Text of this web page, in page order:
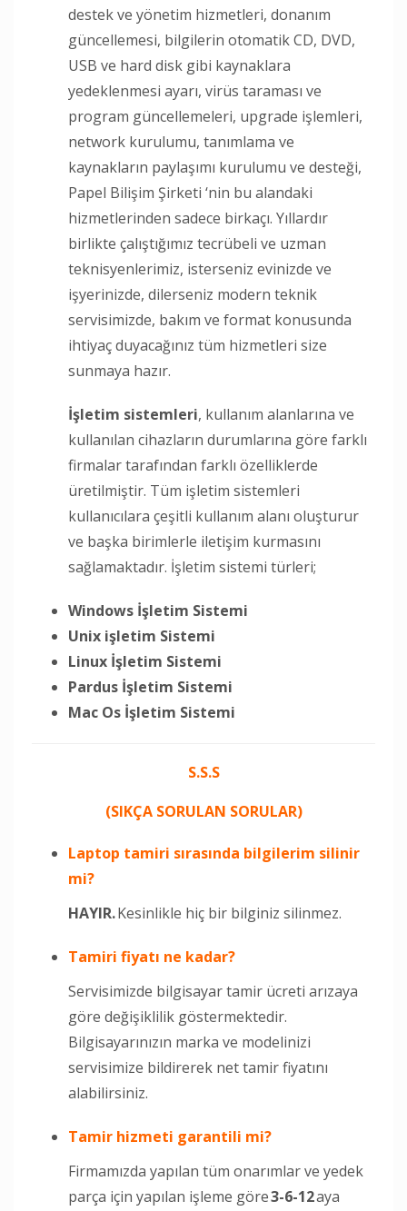
destek ve yönetim hizmetleri, donanım
güncellemesi, bilgilerin otomatik CD, DVD,
USB ve hard disk gibi kaynaklara
yedeklenmesi ayarı, virüs taraması ve
program güncellemeleri, upgrade işlemleri,
network kurulumu, tanımlama ve
kaynakların paylaşımı kurulumu ve desteği,
Papel Bilişim Şirketi ‘nin bu alandaki
hizmetlerinden sadece birkaçı. Yıllardır
birlikte çalıştığımız tecrübeli ve uzman
teknisyenlerimiz, isterseniz evinizde ve
işyerinizde, dilerseniz modern teknik
servisimizde, bakım ve format konusunda
ihtiyaç duyacağınız tüm hizmetleri size
sunmaya hazır.
İşletim sistemleri, kullanım alanlarına ve
kullanılan cihazların durumlarına göre farklı
firmalar tarafından farklı özelliklerde
üretilmiştir. Tüm işletim sistemleri
kullanıcılara çeşitli kullanım alanı oluşturur
ve başka birimlerle iletişim kurmasını
sağlamaktadır. İşletim sistemi türleri;
Windows İşletim Sistemi
Unix işletim Sistemi
Linux İşletim Sistemi
Pardus İşletim Sistemi
Mac Os İşletim Sistemi
S.S.S
(SIKÇA SORULAN SORULAR)
Laptop tamiri sırasında bilgilerim silinir
mi?
HAYIR.Kesinlikle hiç bir bilginiz silinmez.
Tamiri fiyatı ne kadar?
Servisimizde bilgisayar tamir ücreti arızaya
göre değişiklilik göstermektedir.
Bilgisayarınızın marka ve modelinizi
servisimize bildirerek net tamir fiyatını
alabilirsiniz.
Tamir hizmeti garantili mi?
Firmamızda yapılan tüm onarımlar ve yedek
parça için yapılan işleme göre3-6-12aya